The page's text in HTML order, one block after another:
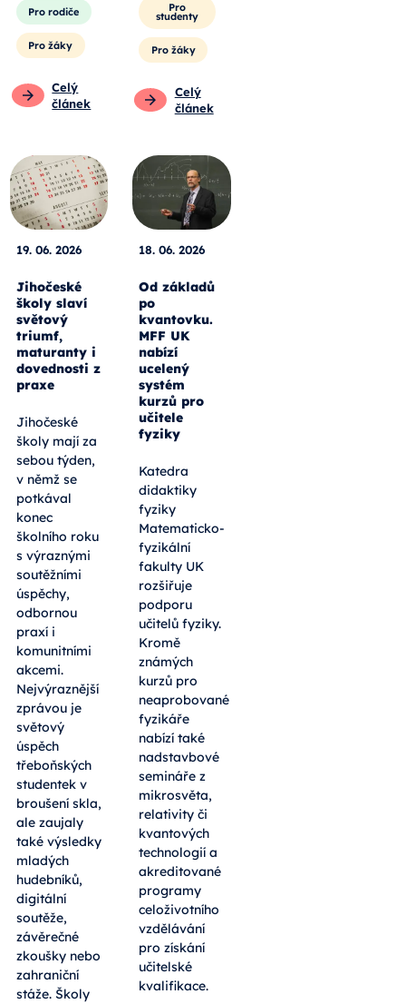
Pro rodiče
Pro žáky
Celý
článek
Pro
studenty
Pro žáky
Celý
článek
19. 06. 2026
Jihočeské
školy slaví
světový
triumf,
maturanty i
dovednosti z
praxe
Jihočeské
školy mají za
sebou týden,
v němž se
potkával
konec
školního roku
s výraznými
soutěžními
úspěchy,
odbornou
praxí i
komunitními
akcemi.
Nejvýraznější
zprávou je
světový
úspěch
třeboňských
studentek v
broušení skla,
ale zaujaly
také výsledky
mladých
hudebníků,
digitální
soutěže,
závěrečné
zkoušky nebo
zahraniční
stáže. Školy
18. 06. 2026
Od základů
po
kvantovku.
MFF UK
nabízí
ucelený
systém
kurzů pro
učitele
fyziky
Katedra
didaktiky
fyziky
Matematicko-
fyzikální
fakulty UK
rozšiřuje
podporu
učitelů fyziky.
Kromě
známých
kurzů pro
neaprobované
fyzikáře
nabízí také
nadstavbové
semináře z
mikrosvěta,
relativity či
kvantových
technologií a
akreditované
programy
celoživotního
vzdělávání
pro získání
učitelské
kvalifikace.